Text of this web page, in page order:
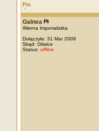
Galnea
Wierna Imperialistka
Dołączyła: 31 Mar 2009
Skąd: Gliwice
Status: offline